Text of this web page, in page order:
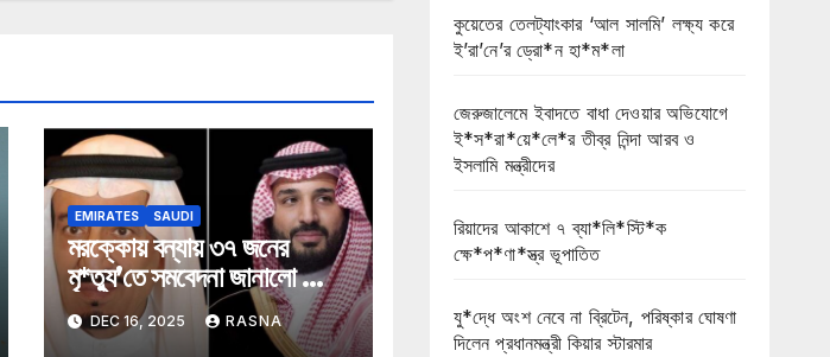
EMIRATES SAUDI
মরক্কোয় বন্যায় ৩৭ জনের
মৃ*ত্যু’তে সমবেদনা জানালো সৌদি
আরব
DEC 16, 2025 RASNA
কুয়েতের তেলট্যাংকার ‘আল সালমি’ লক্ষ্য করে
ই’রা’নে’র ড্রো*ন হা*ম*লা
জেরুজালেমে ইবাদতে বাধা দেওয়ার অভিযোগে
ই*স*রা*য়ে*লে*র তীব্র নিন্দা আরব ও
ইসলামি মন্ত্রীদের
রিয়াদের আকাশে ৭ ব্যা*লি*স্টি*ক
ক্ষে*প*ণা*স্ত্র ভূপাতিত
যু*দ্ধে অংশ নেবে না ব্রিটেন, পরিষ্কার ঘোষণা
দিলেন প্রধানমন্ত্রী কিয়ার স্টারমার